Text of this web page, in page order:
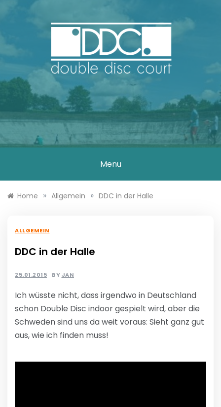
DOUBLE DISC
COURT
Menu
Home » Allgemein » DDC in der Halle
ALLGEMEIN
DDC in der Halle
25.01.2015 BYJAN
Ich wüsste nicht, dass irgendwo in Deutschland
schon Double Disc indoor gespielt wird, aber die
Schweden sind uns da weit voraus: Sieht ganz gut
aus, wie ich finden muss!